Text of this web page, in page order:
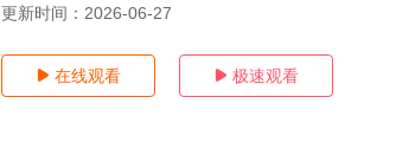
更新时间： 2026-06-27
 在线观看  极速观看